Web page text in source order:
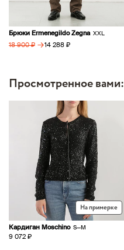
Брюки Ermenegildo Zegna XXL
18 900 ₽ → 14 288 ₽
Просмотренное вами:
На примерке
Кардиган Moschino S—M
9 072 ₽